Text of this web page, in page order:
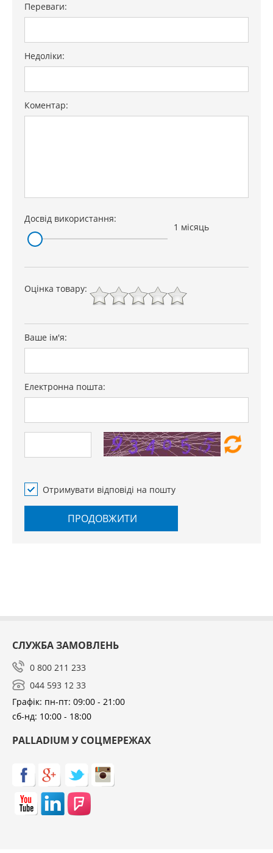
Переваги:
Недоліки:
Коментар:
Досвід використання:
1 місяць
Оцінка товару:
Ваше ім'я:
Електронна пошта:
Отримувати відповіді на пошту
ПРОДОВЖИТИ
СЛУЖБА ЗАМОВЛЕНЬ
0 800 211 233
044 593 12 33
Графік: пн-пт: 09:00 - 21:00
сб-нд: 10:00 - 18:00
PALLADIUM У СОЦМЕРЕЖАХ